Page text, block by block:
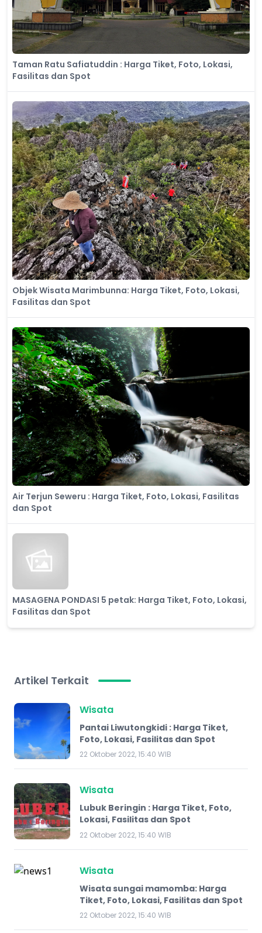
Taman Ratu Safiatuddin : Harga Tiket, Foto, Lokasi,
Fasilitas dan Spot
Objek Wisata Marimbunna: Harga Tiket, Foto, Lokasi,
Fasilitas dan Spot
Air Terjun Seweru : Harga Tiket, Foto, Lokasi, Fasilitas
dan Spot
MASAGENA PONDASI 5 petak: Harga Tiket, Foto, Lokasi,
Fasilitas dan Spot
Artikel Terkait
Wisata
Pantai Liwutongkidi : Harga Tiket,
Foto, Lokasi, Fasilitas dan Spot
22 Oktober 2022, 15:40 WIB
Wisata
Lubuk Beringin : Harga Tiket, Foto,
Lokasi, Fasilitas dan Spot
22 Oktober 2022, 15:40 WIB
Wisata
Wisata sungai mamomba: Harga
Tiket, Foto, Lokasi, Fasilitas dan Spot
22 Oktober 2022, 15:40 WIB